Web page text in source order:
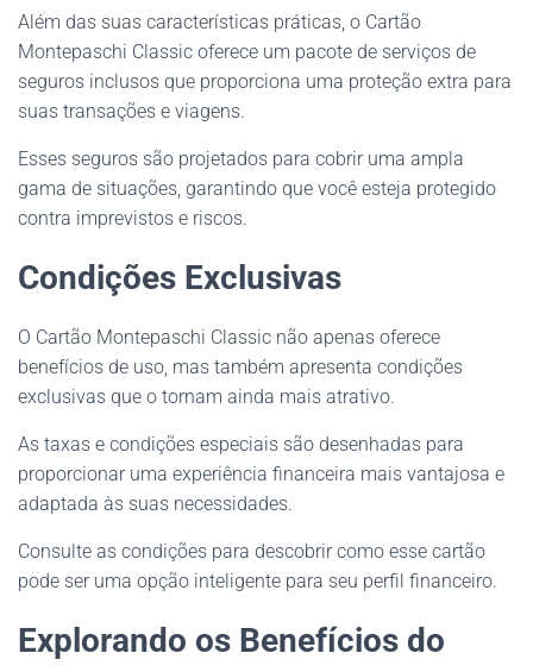
Além das suas características práticas, o Cartão
Montepaschi Classic oferece um pacote de serviços de
seguros inclusos que proporciona uma proteção extra para
suas transações e viagens.
Esses seguros são projetados para cobrir uma ampla
gama de situações, garantindo que você esteja protegido
contra imprevistos e riscos.
Condições Exclusivas
O Cartão Montepaschi Classic não apenas oferece
benefícios de uso, mas também apresenta condições
exclusivas que o tornam ainda mais atrativo.
As taxas e condições especiais são desenhadas para
proporcionar uma experiência financeira mais vantajosa e
adaptada às suas necessidades.
Consulte as condições para descobrir como esse cartão
pode ser uma opção inteligente para seu perfil financeiro.
Explorando os Benefícios do